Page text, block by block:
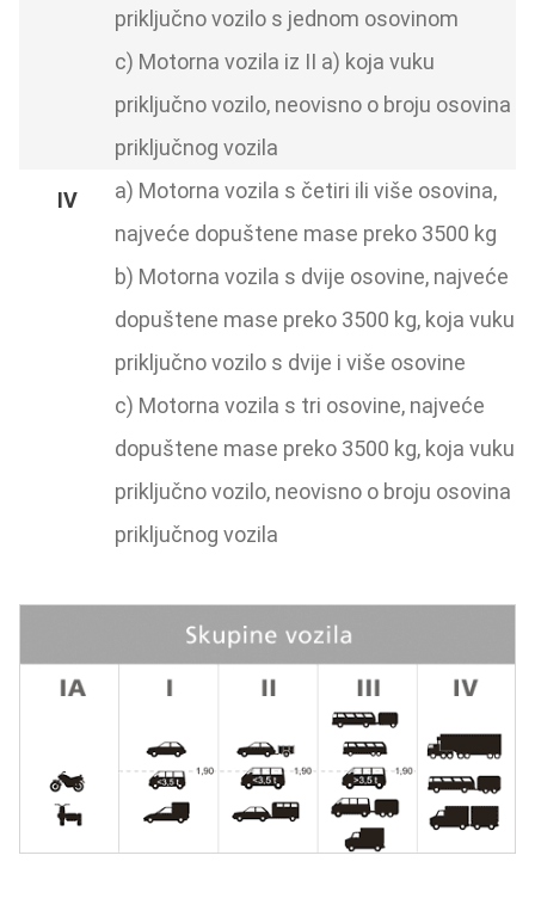
priključno vozilo s jednom osovinom
c) Motorna vozila iz II a) koja vuku
priključno vozilo, neovisno o broju osovina
priključnog vozila
a) Motorna vozila s četiri ili više osovina,
najveće dopuštene mase preko 3500 kg
b) Motorna vozila s dvije osovine, najveće
dopuštene mase preko 3500 kg, koja vuku
priključno vozilo s dvije i više osovine
c) Motorna vozila s tri osovine, najveće
dopuštene mase preko 3500 kg, koja vuku
priključno vozilo, neovisno o broju osovina
priključnog vozila